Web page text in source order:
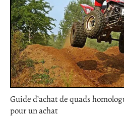
Guide d’achat de quads
pour un achat